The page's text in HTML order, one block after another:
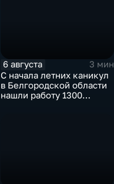
6 августа
3 мин
С начала летних каникул
в Белгородской области
нашли работу 1300